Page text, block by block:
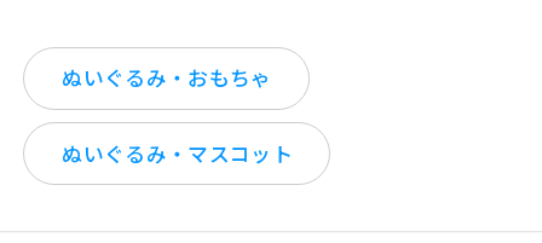
ぬいぐるみ・おもちゃ
ぬいぐるみ・マスコット